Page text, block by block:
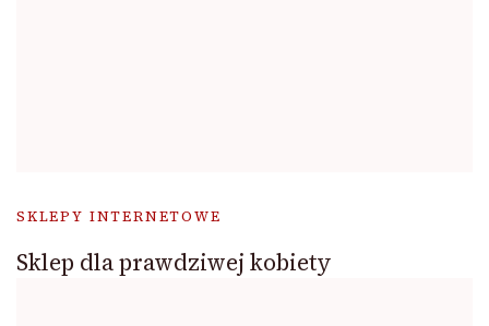
SKLEPY INTERNETOWE
Sklep dla prawdziwej kobiety